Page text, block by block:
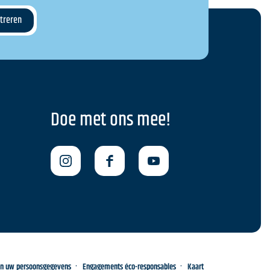
Doe met ons mee!
uw persoonsgegevens Engagements éco-responsables Kaart